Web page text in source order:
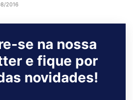
2016
se na nossa
e fique por
novidades!